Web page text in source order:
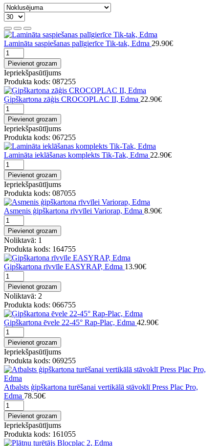
Lamināta saspiešanas palīgierīce Tik-tak, Edma 29.90€
Pievienot grozam
Iepriekšpasūtījums
Produkta kods: 087255
Ģipškartona zāģis CROCOPLAC II, Edma 22.90€
Pievienot grozam
Iepriekšpasūtījums
Produkta kods: 067255
Lamināta ieklāšanas komplekts Tik-Tak, Edma 22.90€
Pievienot grozam
Iepriekšpasūtījums
Produkta kods: 087055
Asmenis ģipškartona rīvvīlei Variorap, Edma 8.90€
Pievienot grozam
Noliktavā: 1
Produkta kods: 164755
Ģipškartona rīvvīle EASYRAP, Edma 13.90€
Pievienot grozam
Noliktavā: 2
Produkta kods: 066755
Ģipškartona ēvele 22-45° Rap-Plac, Edma 42.90€
Pievienot grozam
Iepriekšpasūtījums
Produkta kods: 069255
Atbalsts ģipškartona turēšanai vertikālā stāvoklī Press Plac Pro,
Edma 78.50€
Pievienot grozam
Iepriekšpasūtījums
Produkta kods: 161055